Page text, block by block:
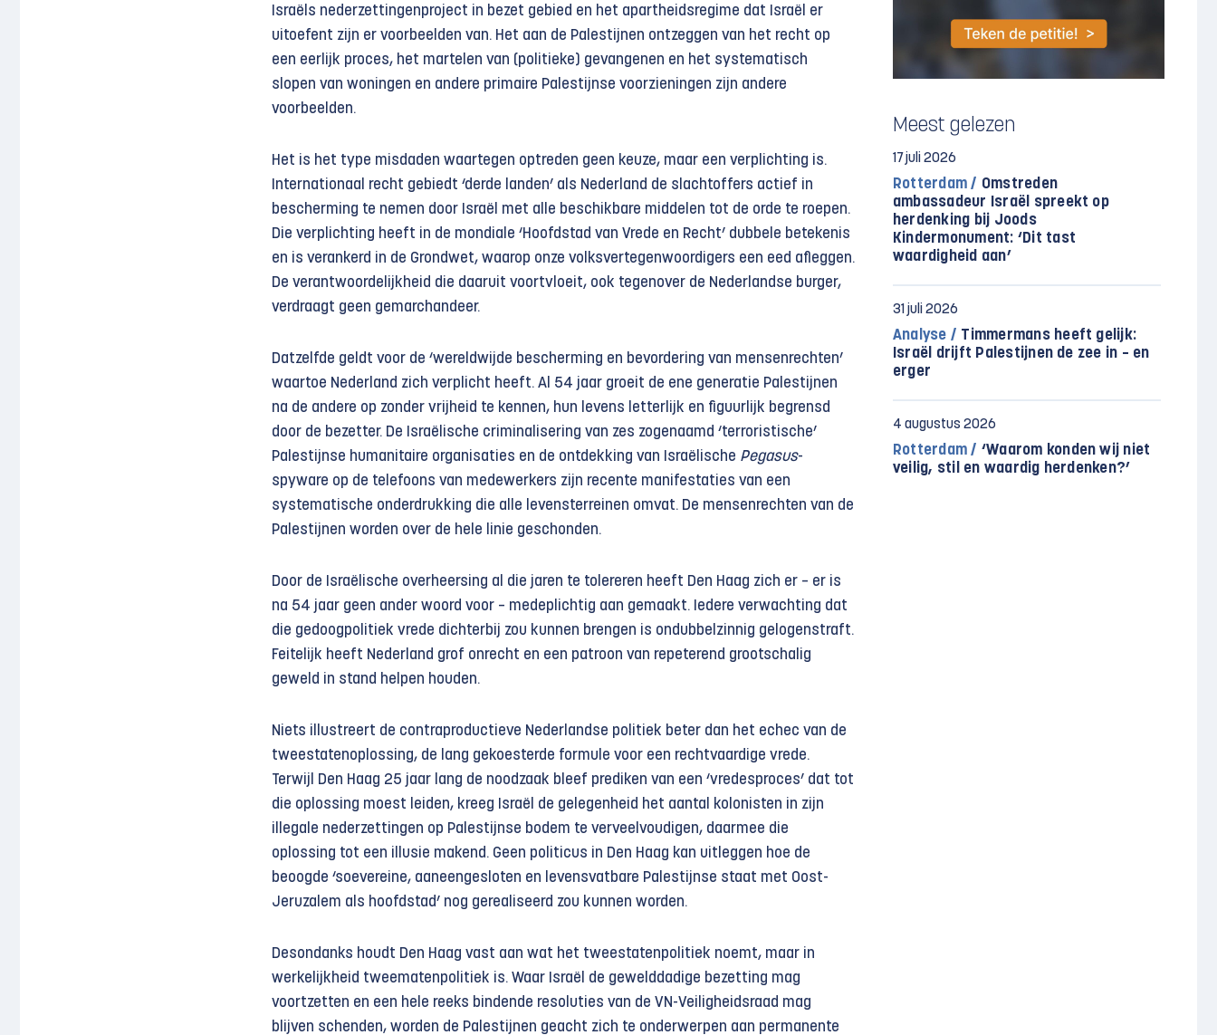
Israëls nederzettingenproject in bezet gebied en het apartheids­regime dat Israël er
uitoefent zijn er voorbeelden van. Het aan de Palestijnen ontzeggen van het recht op
een eerlijk proces, het martelen van (politieke) gevangenen en het systematisch
slopen van woningen en andere primaire Palestijnse voorzieningen zijn andere
voorbeelden.
Het is het type misdaden waartegen optreden geen keuze, maar een verplichting is.
Internationaal recht gebiedt ‘derde landen’ als Nederland de slachtoffers actief in
bescherming te nemen door Israël met alle beschikbare middelen tot de orde te roepen.
Die verplichting heeft in de mondiale ‘Hoofdstad van Vrede en Recht’ dubbele betekenis
en is verankerd in de Grondwet, waarop onze volksvertegenwoordigers een eed afleggen.
De verantwoordelijkheid die daaruit voortvloeit, ook tegenover de Nederlandse burger,
verdraagt geen gemarchandeer.
Datzelfde geldt voor de ‘wereldwijde bescherming en bevordering van mensenrechten’
waartoe Nederland zich verplicht heeft. Al 54 jaar groeit de ene generatie Palestijnen
na de andere op zonder vrijheid te kennen, hun levens letterlijk en figuurlijk begrensd
door de bezetter. De Israëlische criminalisering van zes zogenaamd ‘terroris­tische’
Palestijnse humanitaire organisaties en de ontdekking van Israëlische Pegasus-
spyware op de telefoons van medewerkers zijn recente manifestaties van een
systematische onderdrukking die alle levensterreinen omvat. De mensenrechten van de
Palestijnen worden over de hele linie geschonden.
Door de Israëlische overheersing al die jaren te tolereren heeft Den Haag zich er – er is
na 54 jaar geen ander woord voor – medeplichtig aan gemaakt. Iedere verwachting dat
die gedoogpolitiek vrede dichterbij zou kunnen brengen is ondubbelzinnig gelogenstraft.
Feitelijk heeft Nederland grof onrecht en een patroon van repeterend grootschalig
geweld in stand helpen houden.
Niets illustreert de contraproductieve Nederlandse politiek beter dan het echec van de
tweestaten­oplossing, de lang gekoesterde formule voor een rechtvaardige vrede.
Terwijl Den Haag 25 jaar lang de noodzaak bleef prediken van een ‘vredesproces’ dat tot
die oplossing moest leiden, kreeg Israël de gelegenheid het aantal kolonisten in zijn
illegale nederzettingen op Palestijnse bodem te verveelvoudigen, daarmee die
oplossing tot een illusie makend. Geen politicus in Den Haag kan uitleggen hoe de
beoogde ‘soevereine, aaneengesloten en levensvatbare Palestijnse staat met Oost-
Jeruzalem als hoofdstad’ nog gerealiseerd zou kunnen worden.
Desondanks houdt Den Haag vast aan wat het tweestatenpolitiek noemt, maar in
werkelijkheid tweematen­politiek is. Waar Israël de gewelddadige bezetting mag
voortzetten en een hele reeks bindende resoluties van de VN-Veiligheidsraad mag
blijven schenden, worden de Palestijnen geacht zich te onderwerpen aan permanente
Meest gelezen
17 juli 2026
Rotterdam / Omstreden
ambassadeur Israël spreekt op
herdenking bij Joods
Kindermonument: ‘Dit tast
waardigheid aan’
31 juli 2026
Analyse / Timmermans heeft gelijk:
Israël drijft Palestijnen de zee in – en
erger
4 augustus 2026
Rotterdam / ‘Waarom konden wij niet
veilig, stil en waardig herdenken?’